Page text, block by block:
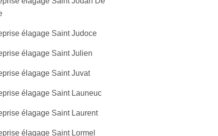
élagage Saint Judoce
élagage Saint Julien
élagage Saint Juvat
élagage Saint Launeuc
élagage Saint Laurent
élagage Saint Lormel